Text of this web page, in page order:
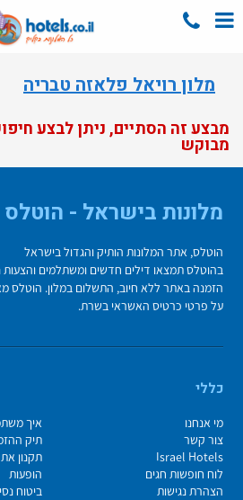
מלון רויאל פלאזה טבריה
מבצע זה הסתיים, ניתן לבצע
מבוקש
מלונות בישראל - הוטלס
הוטלס, אתר המלונות הותיק והגדול בישראל
בהוטלס תמצאו דילים חדשים ומשתלמים והצעות
על פרטי כרטיס האשראי בשרת.
כללי
מי אנחנו
איך
צור קשר
תיק
Israel Hotels
תקנון
לוח חופשות חגים
הופעות
הצהרת נגישות
ביטוח